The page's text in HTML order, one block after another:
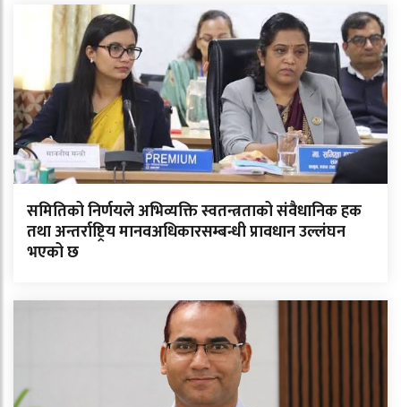
समितिको निर्णयले अभिव्यक्ति स्वतन्त्रताको संवैधानिक हक
तथा अन्तर्राष्ट्रिय मानवअधिकारसम्बन्धी प्रावधान उल्लंघन
भएको छ